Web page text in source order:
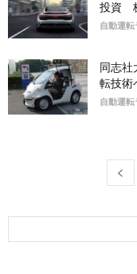
投資
自動運
同志
転技術
自動運